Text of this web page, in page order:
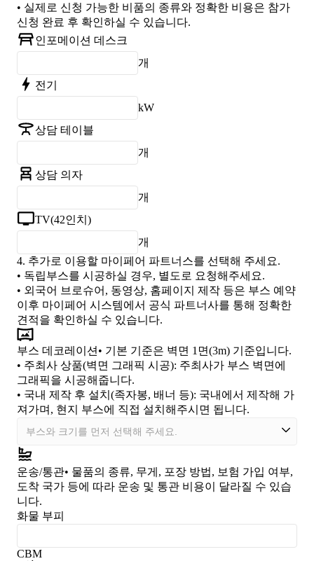
• 실제로 신청 가능한 비품의 종류와 정확한 비용은 참가
신청 완료 후 확인하실 수 있습니다.
인포메이션 데스크
개
전기
kW
상담 테이블
개
상담 의자
개
TV(42인치)
개
4. 추가로 이용할 마이페어 파트너스를 선택해 주세요.
• 독립부스를 시공하실 경우, 별도로 요청해주세요.
• 외국어 브로슈어, 동영상, 홈페이지 제작 등은 부스 예약
이후 마이페어 시스템에서 공식 파트너사를 통해 정확한
견적을 확인하실 수 있습니다.
부스 데코레이션 • 기본 기준은 벽면 1면(3m) 기준입니다.
• 주최사 상품(벽면 그래픽 시공): 주최사가 부스 벽면에
그래픽을 시공해줍니다.
• 국내 제작 후 설치(족자봉, 배너 등): 국내에서 제작해 가
져가며, 현지 부스에 직접 설치해주시면 됩니다.
운송/통관• 물품의 종류, 무게, 포장 방법, 보험 가입 여부,
도착 국가 등에 따라 운송 및 통관 비용이 달라질 수 있습
니다.
화물 부피
CBM